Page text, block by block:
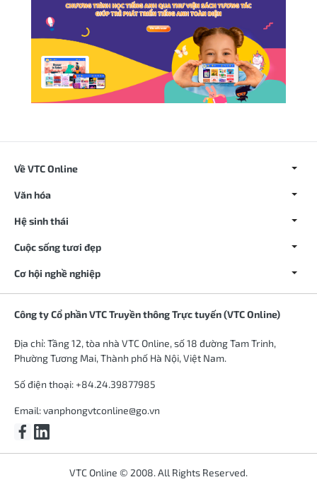
Về VTC Online
Văn hóa
Hệ sinh thái
Cuộc sống tươi đẹp
Cơ hội nghề nghiệp
Công ty Cổ phần VTC Truyền thông Trực tuyến (VTC Online)
Địa chỉ: Tầng 12, tòa nhà VTC Online, số 18 đường Tam Trinh,
Phường Tương Mai, Thành phố Hà Nội, Việt Nam.
Số điện thoại: +84.24.39877985
Email:vanphongvtconline@go.vn
VTC Online © 2008. All Rights Reserved.